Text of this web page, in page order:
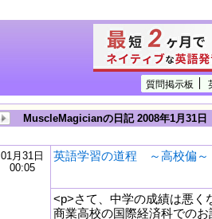
質問掲示板
MuscleMagicianの日記 2008年1月31日
01月31日
00:05
英語学習の道程 ～高校偏～
<p>さて、中学の成績は悪く
商業高校の国際経済科での